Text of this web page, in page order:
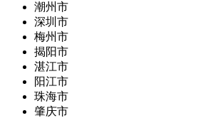
潮州市
深圳市
梅州市
揭阳市
湛江市
阳江市
珠海市
肇庆市